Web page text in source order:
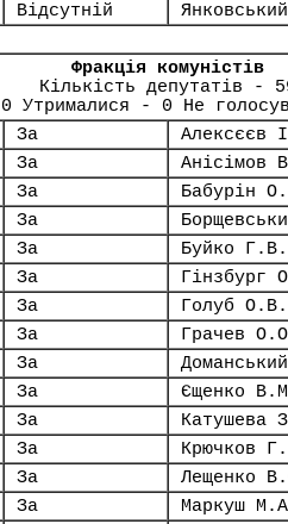
Відсутній
Фракція комуністів
Кількість депутатів -
Утрималися - 0 Не
За Алексєєв
За Анісімов
За Бабурін
За
За Буйко Г.В.
За Гінзбург
За Голуб О.В.
За Грачев
За
За Єщенко
За Катушева
За Крючков
За Лещенко
За Маркуш